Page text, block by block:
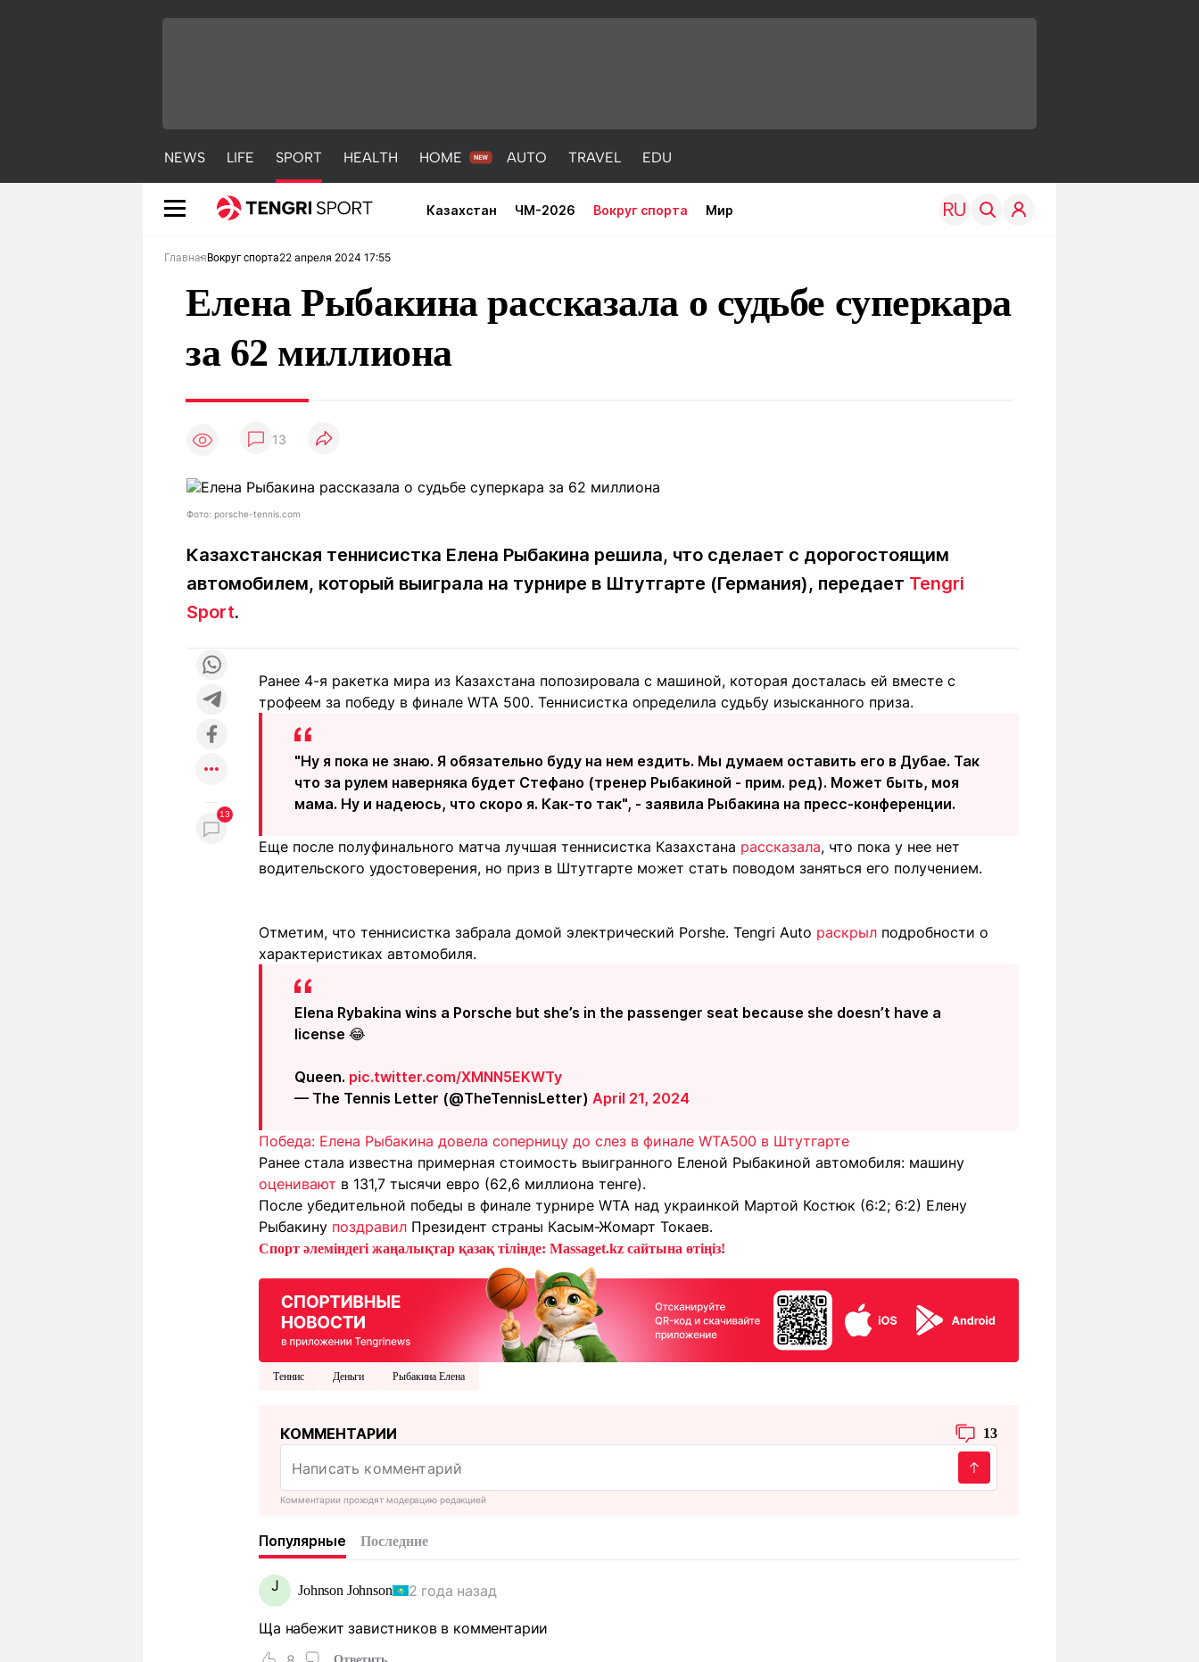
NEWS LIFE SPORT HEALTH HOME AUTO TRAVEL EDU
Казахстан ЧМ-2026 Вокруг спорта Мир
Погода
Рейтинги
Полезно
Гороскопы
Рецепты
чемпионов
+7 (777) 001 44 99
Реклама
+7 (700) 3 888 188
Мы в социальных сетях
ГлавнаяВокруг спорта22 апреля 2024 17:55
Елена Рыбакина рассказала о судьбе суперкара
за 62 миллиона
13
Фото: porsche-tennis.com
Казахстанская теннисистка Елена Рыбакина решила, что сделает с дорогостоящим
автомобилем, который выиграла на турнире в Штутгарте (Германия), передает Tengri
Sport.
13
Ранее 4-я ракетка мира из Казахстана попозировала с машиной, которая досталась ей вместе с
трофеем за победу в финале WTA 500. Теннисистка определила судьбу изысканного приза.
"Ну я пока не знаю. Я обязательно буду на нем ездить. Мы думаем оставить его в Дубае. Так
что за рулем наверняка будет Стефано (тренер Рыбакиной - прим. ред). Может быть, моя
мама. Ну и надеюсь, что скоро я. Как-то так", - заявила Рыбакина на пресс-конференции.
Еще после полуфинального матча лучшая теннисистка Казахстана рассказала, что пока у нее нет
водительского удостоверения, но приз в Штутгарте может стать поводом заняться его получением.
Отметим, что теннисистка забрала домой электрический Porshe. Tengri Auto раскрыл подробности о
характеристиках автомобиля.
Elena Rybakina wins a Porsche but she’s in the passenger seat because she doesn’t have a
license 😂
Queen. pic.twitter.com/XMNN5EKWTy
— The Tennis Letter (@TheTennisLetter) April 21, 2024
Победа: Елена Рыбакина довела соперницу до слез в финале WTA500 в Штутгарте
Ранее стала известна примерная стоимость выигранного Еленой Рыбакиной автомобиля: машину
оценивают в 131,7 тысячи евро (62,6 миллиона тенге).
После убедительной победы в финале турнире WTA над украинкой Мартой Костюк (6:2; 6:2) Елену
Рыбакину поздравил Президент страны Касым-Жомарт Токаев.
Спорт әлеміндегі жаңалықтар қазақ тілінде: Massaget.kz сайтына өтіңіз!
Теннис Деньги Рыбакина Елена
КОММЕНТАРИИ 13
Комментарии проходят модерацию редакцией
Популярные Последние
J Johnson Johnson 2 года назад
Ща набежит завистников в комментарии